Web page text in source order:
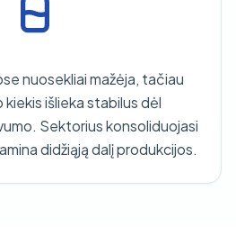
nuosekliai mažėja, tačiau
išlieka stabilus dėl
Sektorius konsoliduojasi
didžiąją dalį produkcijos.